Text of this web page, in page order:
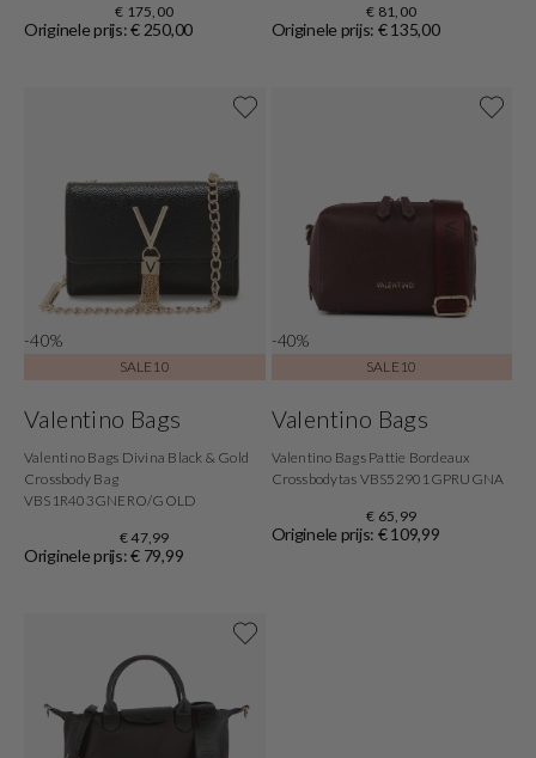
€ 175,00
Originele prijs: € 250,00
€ 81,00
Originele prijs: € 135,00
-40%
SALE10
Valentino Bags
Valentino Bags Divina Black & Gold
Crossbody Bag
VBS1R403GNERO/GOLD
€ 47,99
Originele prijs: € 79,99
-40%
SALE10
Valentino Bags
Valentino Bags Pattie Bordeaux
Crossbodytas VBS52901GPRUGNA
€ 65,99
Originele prijs: € 109,99